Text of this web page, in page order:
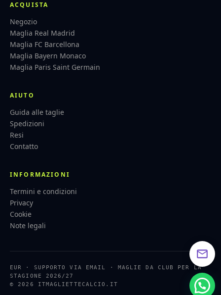
ACQUISTA
Negozio
Maglia Real Madrid
Maglia FC Barcellona
Maglia Bayern Monaco
Maglia Paris Saint Germain
AIUTO
Guida alle taglie
Spedizioni
Resi
Contatto
INFORMAZIONI
Termini e condizioni
Privacy
Cookie
Note legali
EUR · SUPPORTO VIA EMAIL · MAGLIE DA CLUB PER LA
STAGIONE 2026/27
© 2026 ITMAGLIETTECALCIO.IT